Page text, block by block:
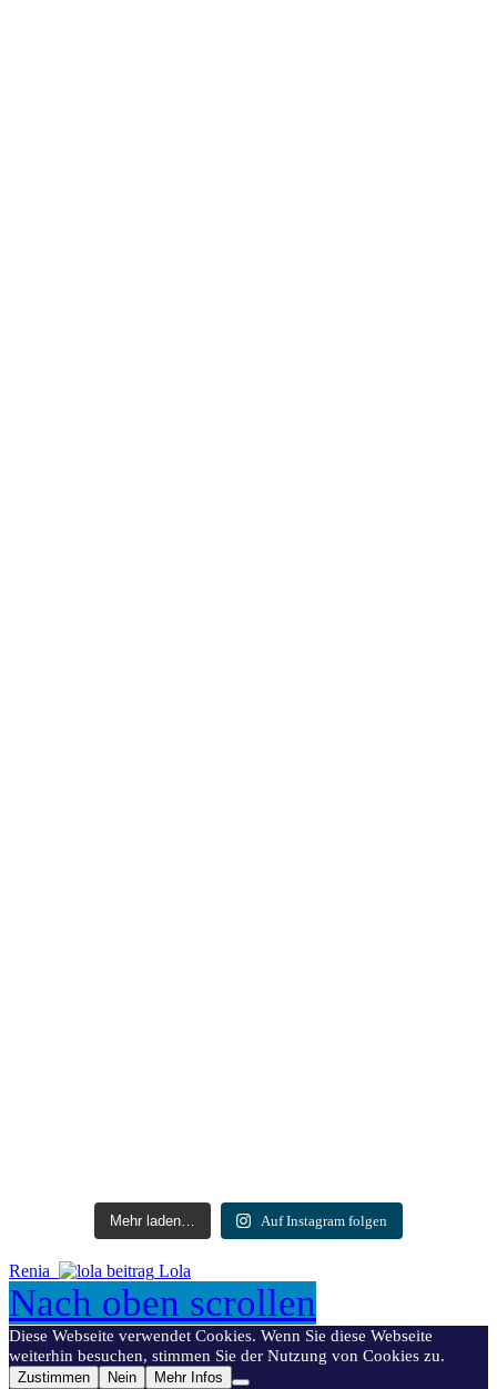
Mehr laden… Auf Instagram folgen
Renia Lola
Nach oben scrollen
Diese Webseite verwendet Cookies. Wenn Sie diese Webseite
weiterhin besuchen, stimmen Sie der Nutzung von Cookies zu.
Zustimmen Nein Mehr Infos